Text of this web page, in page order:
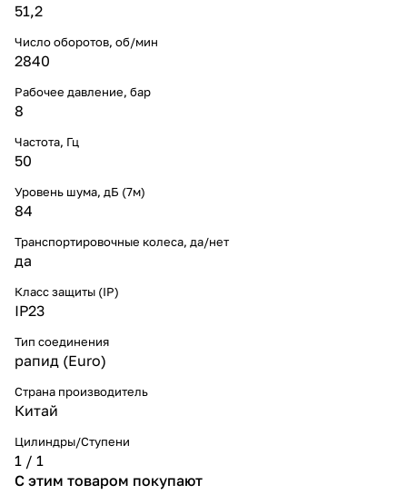
51,2
Число оборотов, об/мин
2840
Рабочее давление, бар
8
Частота, Гц
50
Уровень шума, дБ (7м)
84
Транспортировочные колеса, да/нет
да
Класс защиты (IP)
IP23
Тип соединения
рапид (Euro)
Страна производитель
Китай
Цилиндры/Ступени
1 / 1
С этим товаром покупают